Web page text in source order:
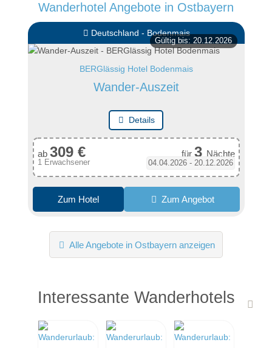
Wanderhotel Angebote in Ostbayern
Deutschland - Bodenmais
Gültig bis: 20.12.2026
BERGlässig Hotel Bodenmais
Wander-Auszeit
Details
ab 309 € für 3 Nächte
1 Erwachsener 04.04.2026 - 20.12.2026
Zum Hotel Zum Angebot
Alle Angebote in Ostbayern anzeigen
Interessante Wanderhotels